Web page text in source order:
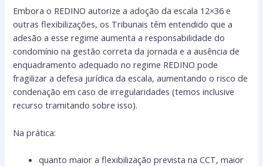
Embora o REDINO autorize a adoção da escala 12×36 e
outras flexibilizações, os Tribunais têm entendido que a
adesão a esse regime aumenta a responsabilidade do
condomínio na gestão correta da jornada e a ausência de
enquadramento adequado no regime REDINO pode
fragilizar a defesa jurídica da escala, aumentando o risco de
condenação em caso de irregularidades (temos inclusive
recurso tramitando sobre isso).
Na prática:
quanto maior a flexibilização prevista na CCT, maior